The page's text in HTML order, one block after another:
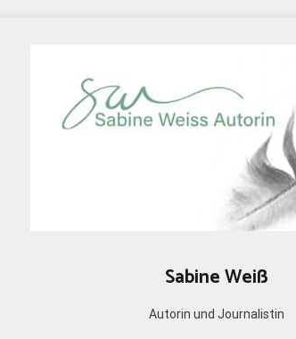
Sabine Weiß
Autorin und Journalistin